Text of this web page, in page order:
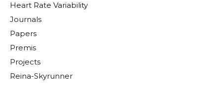
Heart Rate Variability
Journals
Papers
Premis
Projects
Reina-Skyrunner